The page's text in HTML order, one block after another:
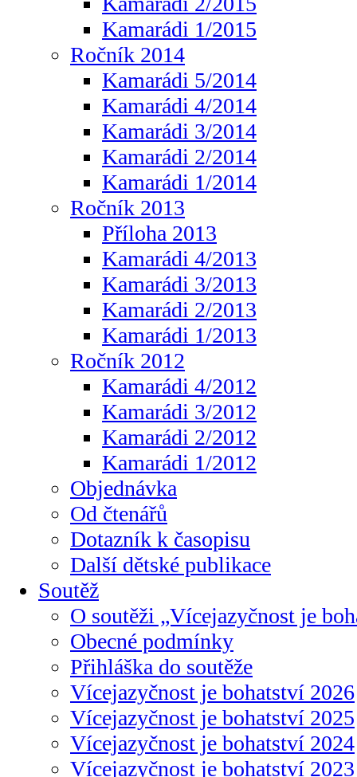
Kamarádi 1/2015
Ročník 2014
Kamarádi 5/2014
Kamarádi 4/2014
Kamarádi 3/2014
Kamarádi 2/2014
Kamarádi 1/2014
Ročník 2013
Příloha 2013
Kamarádi 4/2013
Kamarádi 3/2013
Kamarádi 2/2013
Kamarádi 1/2013
Ročník 2012
Kamarádi 4/2012
Kamarádi 3/2012
Kamarádi 2/2012
Kamarádi 1/2012
Objednávka
Od čtenářů
Dotazník k časopisu
Další dětské publikace
Soutěž
O soutěži „Vícejazyčnost je
Obecné podmínky
Přihláška do soutěže
Vícejazyčnost je bohatství 2026
Vícejazyčnost je bohatství 2025
Vícejazyčnost je bohatství 2024
Vícejazyčnost je bohatství 2023